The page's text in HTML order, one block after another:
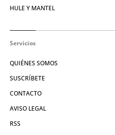
HULE Y MANTEL
Servicios
QUIÉNES SOMOS
SUSCRÍBETE
CONTACTO
AVISO LEGAL
RSS